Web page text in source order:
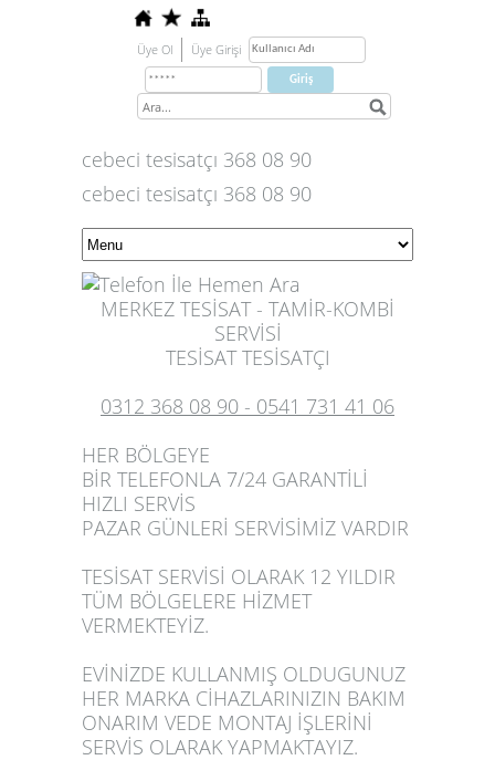
Üye Ol Üye Girişi
cebeci tesisatçı 368 08 90
cebeci tesisatçı 368 08 90
MERKEZ TESİSAT - TAMİR-KOMBİ
SERVİSİ
TESİSAT TESİSATÇI
0312 368 08 90 - 0541 731 41 06
HER BÖLGEYE
BİR TELEFONLA 7/24 GARANTİLİ
HIZLI SERVİS
PAZAR GÜNLERİ SERVİSİMİZ VARDIR
TESİSAT SERVİSİ OLARAK 12 YILDIR
TÜM BÖLGELERE HİZMET
VERMEKTEYİZ.
EVİNİZDE KULLANMIŞ OLDUGUNUZ
HER MARKA CİHAZLARINIZIN BAKIM
ONARIM VEDE MONTAJ İŞLERİNİ
SERVİS OLARAK YAPMAKTAYIZ.